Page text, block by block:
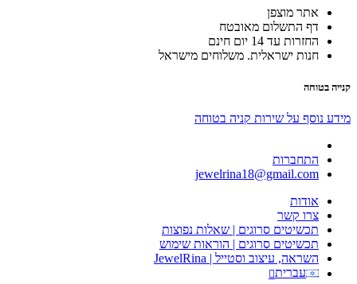
אתר מוצפן
דף התשלום מאובטח
החזרות עד 14 יום חינם
חנות ישראלית. משלוחים מישראל
קנייה בטוחה
מידע נוסף על שירות קניה בטוחה
התחברות
jewelrina18@gmail.com
אודות
צרו קשר
תכשיטים סרוגים | שאלות נפוצות
תכשיטים סרוגים | הוראות שימוש
השראה, עיצוב וסטייל | JewelRina
עברית